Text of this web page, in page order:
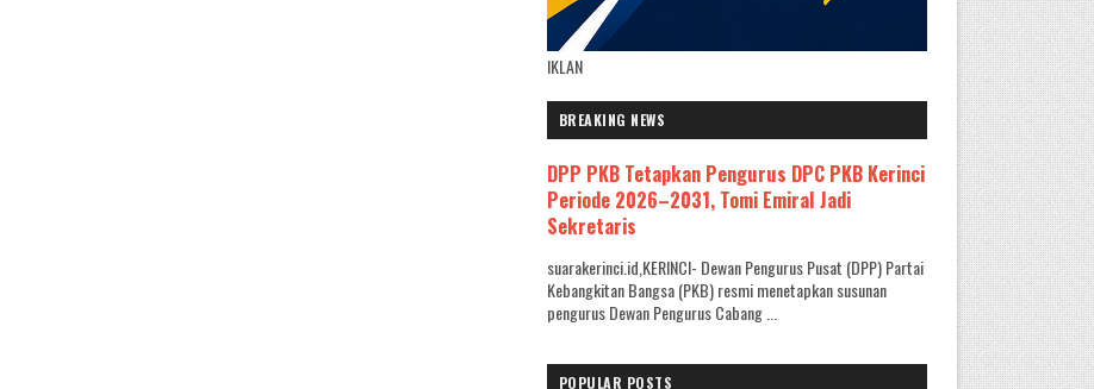
IKLAN
BREAKING NEWS
DPP PKB Tetapkan Pengurus DPC PKB Kerinci
Periode 2026–2031, Tomi Emiral Jadi
Sekretaris
suarakerinci.id,KERINCI- Dewan Pengurus Pusat (DPP) Partai
Kebangkitan Bangsa (PKB) resmi menetapkan susunan
pengurus Dewan Pengurus Cabang ...
POPULAR POSTS